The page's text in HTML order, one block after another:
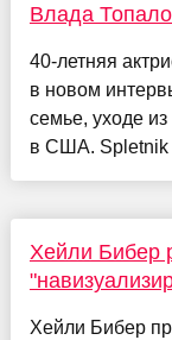
Влада
40-летняя
в новом
семье, уходе
в США. Spletnik
Хейли Бибер
Хейли Бибер